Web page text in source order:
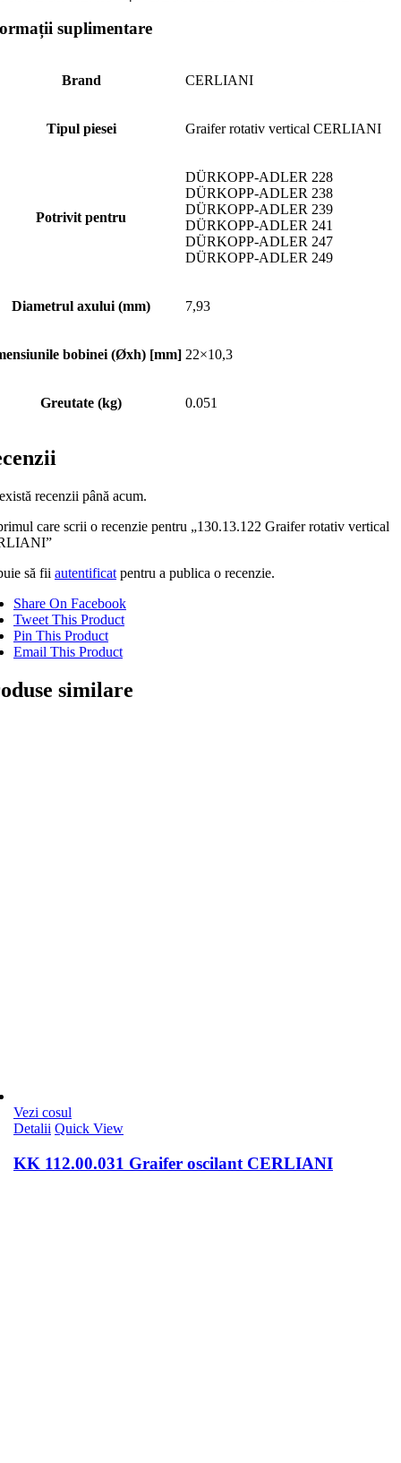
suplimentare
Brand CERLIANI
Tipul piesei Graifer rotativ vertical CERLIANI
Potrivit pentru
DÜRKOPP-ADLER 228
DÜRKOPP-ADLER 238
DÜRKOPP-ADLER 239
DÜRKOPP-ADLER 241
DÜRKOPP-ADLER 247
DÜRKOPP-ADLER 249
Diametrul axului (mm) 7,93
bobinei (Øxh) [mm] 22×10,3
Greutate (kg) 0.051
recenzii până acum.
care scrii o recenzie pentru „130.13.122 Graifer rotativ vertical
să fii autentificat pentru a publica o recenzie.
Share On Facebook
Tweet This Product
Pin This Product
Email This Product
similare
Vezi cosul
Detalii Quick View
KK 112.00.031 Graifer oscilant CERLIANI